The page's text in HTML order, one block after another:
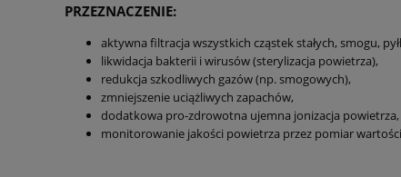
PRZEZNACZENIE:
aktywna filtracja wszystkich cząstek stałych, smogu,
likwidacja bakterii i wirusów (sterylizacja powietrza),
redukcja szkodliwych gazów (np. smogowych),
zmniejszenie uciążliwych zapachów,
dodatkowa pro-zdrowotna ujemna jonizacja powietrza,
monitorowanie jakości powietrza przez pomiar